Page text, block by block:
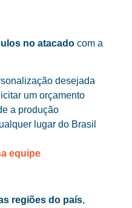
no atacado com a
desejada
um orçamento
a produção
lugar do Brasil
equipe
regiões do país,